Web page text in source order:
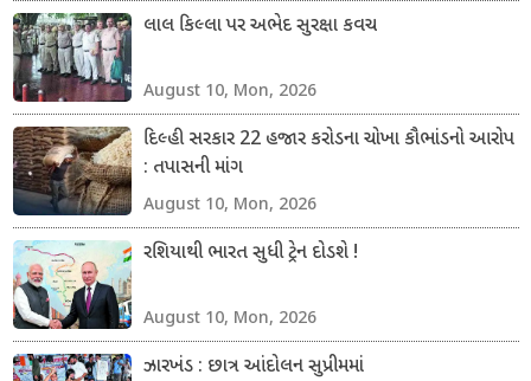
લાલ કિલ્લા પર અભેદ સુરક્ષા કવચ
August 10, Mon, 2026
દિલ્હી સરકાર 22 હજાર કરોડના ચોખા કૌભાંડનો આરોપ
: તપાસની માંગ
August 10, Mon, 2026
રશિયાથી ભારત સુધી ટ્રેન દોડશે !
August 10, Mon, 2026
ઝારખંડ : છાત્ર આંદોલન સુપ્રીમમાં